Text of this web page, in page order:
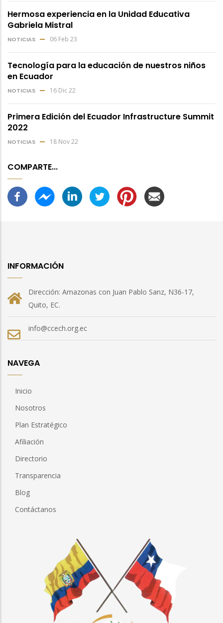
Hermosa experiencia en la Unidad Educativa
Gabriela Mistral
NOTICIAS 06 Feb 23
Tecnología para la educación de nuestros niños
en Ecuador
NOTICIAS 16 Dic 22
Primera Edición del Ecuador Infrastructure Summit
2022
NOTICIAS 18 Nov 22
COMPARTE...
INFORMACIÓN
Dirección: Amazonas con Juan Pablo Sanz, N36-17,
Quito, EC.
info@ccech.org.ec
NAVEGA
Inicio
Nosotros
Plan Estratégico
Afiliación
Directorio
Transparencia
Blog
Contáctanos